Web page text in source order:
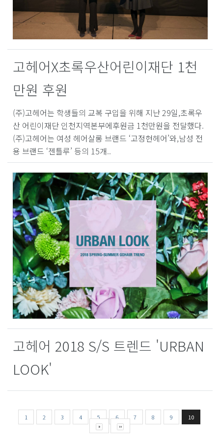
고헤어X초록우산어린이재단 1천
만원 후원
(주)고헤어는 학생들의 교복 구입을 위해 지난 29일,초록우
산 어린이재단 인천지역본부에후원금 1천만원을 전달했다.
(주)고헤어는 여성 헤어살롱 브랜드 ‘고정현헤어’와,남성 전
용 브랜드 ‘젠틀루’ 등의 15개..
고헤어 2018 S/S 트렌드 'URBAN
LOOK'
1 2 3 4 5 6 7 8 9 10